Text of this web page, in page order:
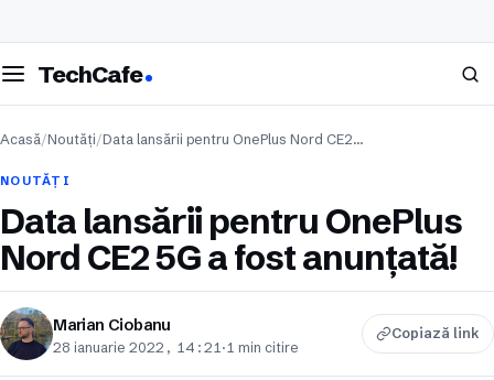
meniul
TechCafe Caută
Acasă/Noutăți/Data lansării pentru OnePlus Nord CE2…
NOUTĂȚI
Data lansării pentru OnePlus
Nord CE2 5G a fost anunțată!
Marian Ciobanu
28 ianuarie 2022, 14:21 ·1 min citire
Copiază link